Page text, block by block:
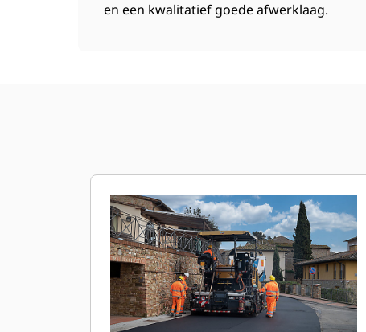
en een kwalitatief goede afwerklaag.